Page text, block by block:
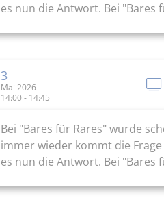
es nun die Antwort. Bei "Bares
3
Mai 2026
14:00 - 14:45
Bei "Bares für Rares" wurde
immer wieder kommt die
es nun die Antwort. Bei "Bares